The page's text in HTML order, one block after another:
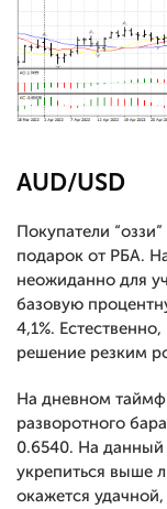
AUD/USD
Покупатели
подарок от РБА.
неожиданно для
базовую
4,1%.
решение резким
На дневном
разворотного
0.6540. На
укрепиться выше
окажется